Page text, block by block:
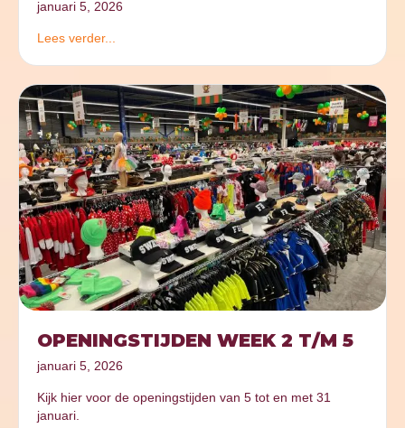
januari 5, 2026
Lees verder...
OPENINGSTIJDEN WEEK 2 T/M 5
januari 5, 2026
Kijk hier voor de openingstijden van 5 tot en met 31
januari.